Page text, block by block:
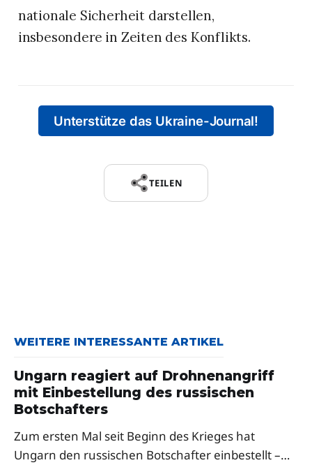
nationale Sicherheit darstellen,
insbesondere in Zeiten des Konflikts.
Unterstütze das Ukraine-Journal!
TEILEN
WEITERE INTERESSANTE ARTIKEL
Ungarn reagiert auf Drohnenangriff
mit Einbestellung des russischen
Botschafters
Zum ersten Mal seit Beginn des Krieges hat
Ungarn den russischen Botschafter einbestellt –